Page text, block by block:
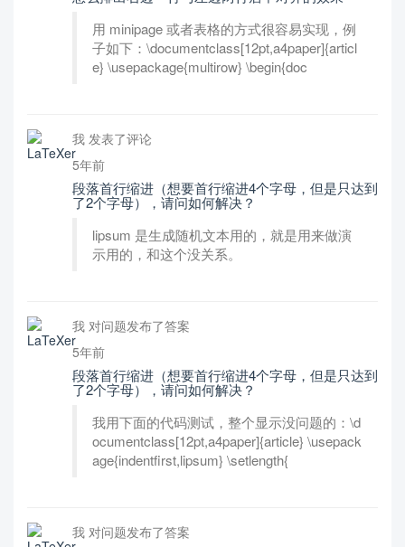
用 minipage 或者表格的方式很容易实现，例
子如下：\documentclass[12pt,a4paper]{articl
e} \usepackage{multirow} \begin{doc
我 发表了评论
5年前
段落首行缩进（想要首行缩进4个字母，但是只达到
了2个字母），请问如何解决？
lipsum 是生成随机文本用的，就是用来做演
示用的，和这个没关系。
我 对问题发布了答案
5年前
段落首行缩进（想要首行缩进4个字母，但是只达到
了2个字母），请问如何解决？
我用下面的代码测试，整个显示没问题的：\d
ocumentclass[12pt,a4paper]{article} \usepack
age{indentfirst,lipsum} \setlength{
我 对问题发布了答案